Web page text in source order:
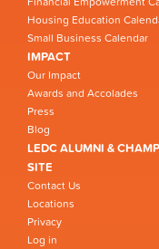
Housing Education
Small Business Calendar
IMPACT
Our Impact
Awards and Accolades
Press
Blog
LEDC ALUMNI &
SITE
Contact Us
Locations
Privacy
Log in